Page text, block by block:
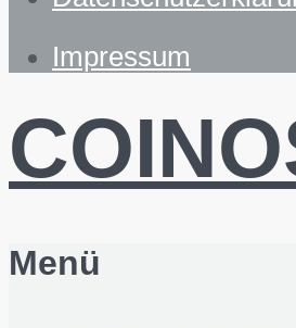
Impressum
Menü